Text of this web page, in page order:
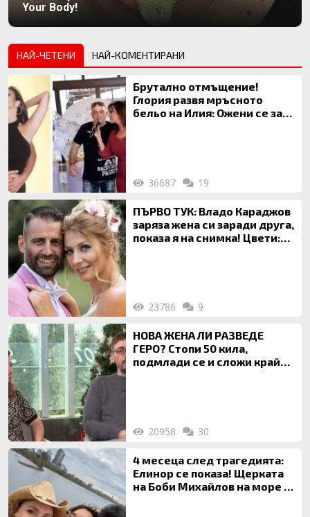
Your Body!
НАЙ-ЧЕТЕНИ НАЙ-КОМЕНТИРАНИ
Брутално отмъщение!
Глория развя мръсното
бельо на Илия: Ожени се за
36687 19
ПЪРВО ТУК: Владо Караджов
заряза жена си заради друга,
показа я на снимка! Цвети:
23786 9
НОВА ЖЕНА ЛИ РАЗВЕДЕ
ГЕРО? Стопи 50 кила,
подмлади се и сложи край
20958 30
4 месеца след трагедията:
Елинор се показа! Щерката
на Боби Михайлов на море с